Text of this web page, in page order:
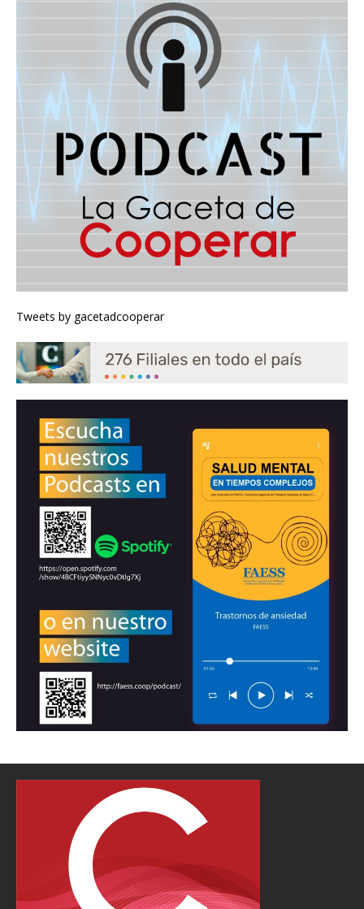
Tweets by gacetadcooperar